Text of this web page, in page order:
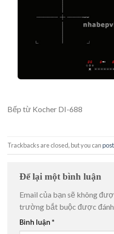
Bếp từ Kocher DI-688
Trackbacks are closed, but you can
Để lại một bình luận
Email của bạn sẽ không
trường bắt buộc được
Bình luận *